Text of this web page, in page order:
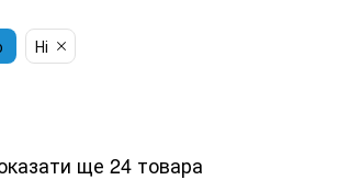
Ні
ще 24 товара